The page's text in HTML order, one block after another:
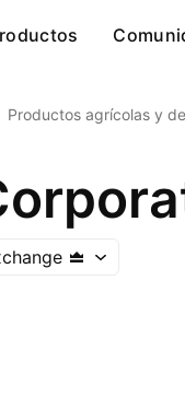
Productos agrícolas y